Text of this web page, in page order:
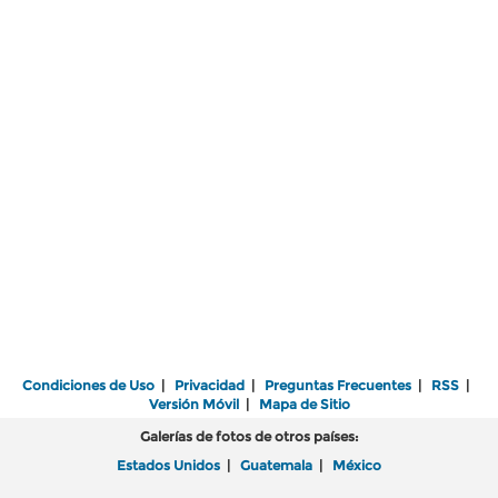
Condiciones de Uso | Privacidad | Preguntas Frecuentes | RSS |
Versión Móvil| Mapa de Sitio
Galerías de fotos de otros países:
Estados Unidos | Guatemala | México